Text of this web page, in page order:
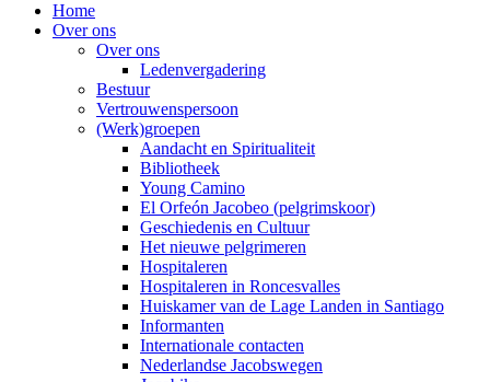
Home
Over ons
Over ons
Ledenvergadering
Bestuur
Vertrouwenspersoon
(Werk)groepen
Aandacht en Spiritualiteit
Bibliotheek
Young Camino
El Orfeón Jacobeo (pelgrimskoor)
Geschiedenis en Cultuur
Het nieuwe pelgrimeren
Hospitaleren
Hospitaleren in Roncesvalles
Huiskamer van de Lage Landen in Santiago
Informanten
Internationale contacten
Nederlandse Jacobswegen